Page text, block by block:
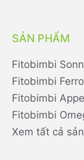
SẢN PHẨM
Fitobimbi
Fitobimbi
Fitobimbi
Fitobimbi
Xem tất cả